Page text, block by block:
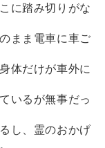
に踏み切りがな
まま電車に車ご
体だけが車外に
いるが無事だっ
し、霊のおかげ